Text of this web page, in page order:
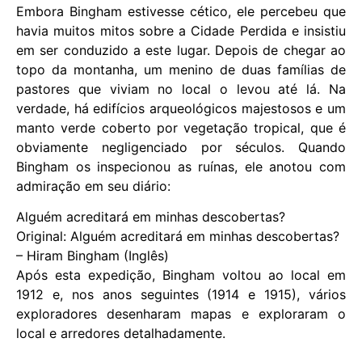
Embora Bingham estivesse cético, ele percebeu que
havia muitos mitos sobre a Cidade Perdida e insistiu
em ser conduzido a este lugar. Depois de chegar ao
topo da montanha, um menino de duas famílias de
pastores que viviam no local o levou até lá. Na
verdade, há edifícios arqueológicos majestosos e um
manto verde coberto por vegetação tropical, que é
obviamente negligenciado por séculos. Quando
Bingham os inspecionou as ruínas, ele anotou com
admiração em seu diário:
Alguém acreditará em minhas descobertas?
Original: Alguém acreditará em minhas descobertas?
– Hiram Bingham (Inglês)
Após esta expedição, Bingham voltou ao local em
1912 e, nos anos seguintes (1914 e 1915), vários
exploradores desenharam mapas e exploraram o
local e arredores detalhadamente.